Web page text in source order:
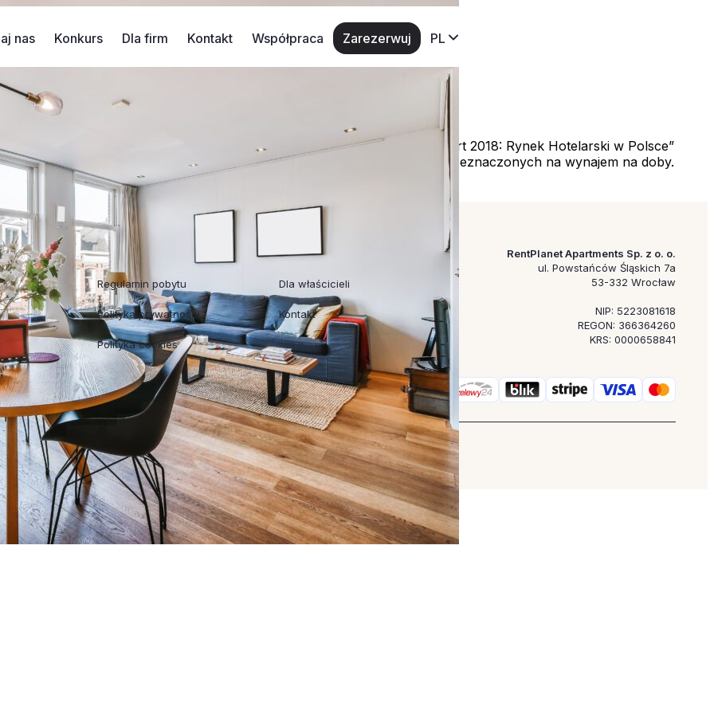
nas Konkurs Dla firm Kontakt Współpraca Zarezerwuj PL
bez wątpienia nadal się opłaca. Bazując na wynikach opisanych w „Raport 2018: Rynek Hotelarski w Polsce”
weekendowa, co stanowi świetną okazję dla właścicieli nieruchomości przeznaczonych na wynajem na doby.
[…]
Regulaminy
Regulamin pobytu
Polityka prywatności
Polityka cookies
Współpraca
Dla właścicieli
Kontakt
RentPlanet Apartments Sp. z o. o.
ul. Powstańców Śląskich 7a
53-332 Wrocław
NIP: 5223081618
REGON: 366364260
KRS: 0000658841